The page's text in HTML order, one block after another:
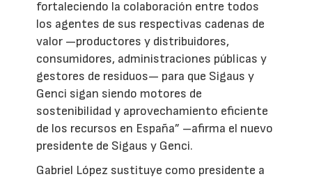
fortaleciendo la colaboración entre todos
los agentes de sus respectivas cadenas de
valor —productores y distribuidores,
consumidores, administraciones públicas y
gestores de residuos— para que Sigaus y
Genci sigan siendo motores de
sostenibilidad y aprovechamiento eficiente
de los recursos en España” –afirma el nuevo
presidente de Sigaus y Genci.
Gabriel López sustituye como presidente a